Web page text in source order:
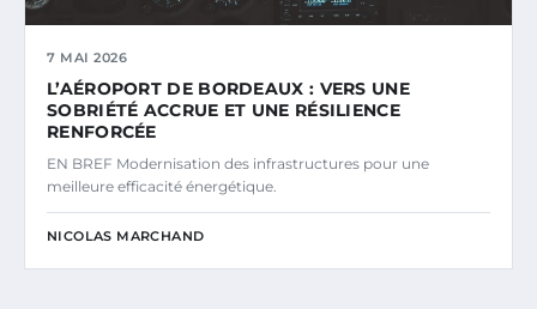
7 MAI 2026
L’AÉROPORT DE BORDEAUX : VERS UNE
SOBRIÉTÉ ACCRUE ET UNE RÉSILIENCE
RENFORCÉE
EN BREF Modernisation des infrastructures pour une
meilleure efficacité énergétique.
NICOLAS MARCHAND